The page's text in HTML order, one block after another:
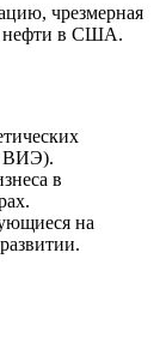
чрезмерная
нефти в США.
ВИЭ).
в
на